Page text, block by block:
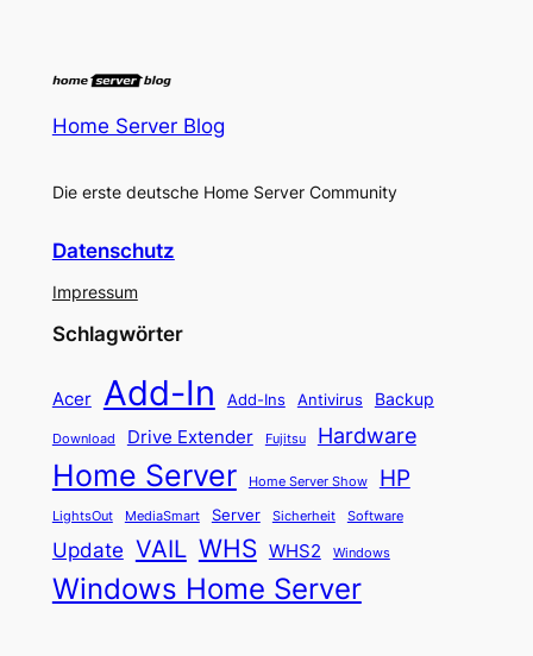
Home Server Blog
Die erste deutsche Home Server Community
Datenschutz
Impressum
Schlagwörter
Acer Add-In Add-Ins Antivirus Backup
Download Drive Extender Fujitsu Hardware
Home Server Home Server Show HP
LightsOut MediaSmart Server Sicherheit Software
Update VAIL WHS WHS2 Windows
Windows Home Server